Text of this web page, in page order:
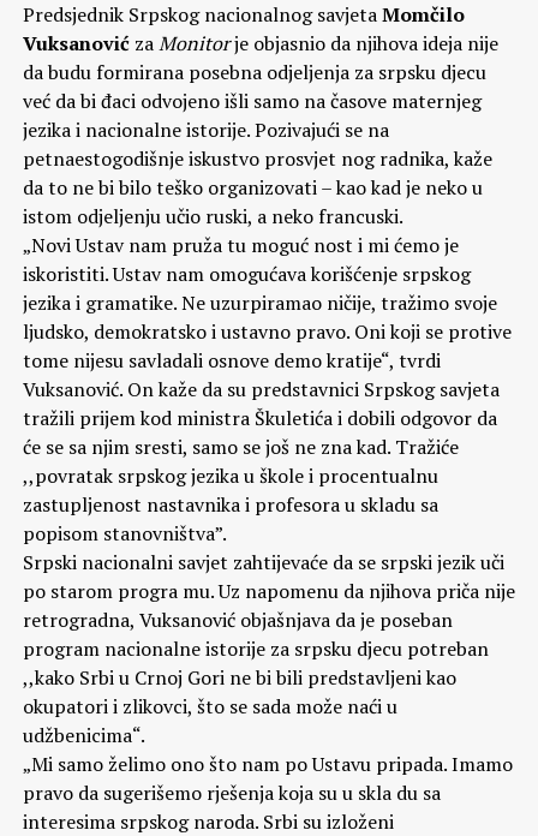
Predsjednik Srpskog nacionalnog savjetaMomčilo
Vuksanović zaMonitorje objasnio da njihova ideja nije
da budu formirana posebna odjeljenja za srpsku djecu
već da bi đaci odvojeno išli samo na časove maternjeg
jezika i nacionalne istorije. Pozivajući se na
petnaestogodišnje iskustvo prosvjet nog radnika, kaže
da to ne bi bilo teško organizovati – kao kad je neko u
istom odjeljenju učio ruski, a neko francuski.
„Novi Ustav nam pruža tu moguć nost i mi ćemo je
iskoristiti. Ustav nam omogućava korišćenje srpskog
jezika i gramatike. Ne uzurpiramao ničije, tražimo svoje
ljudsko, demokratsko i ustavno pravo. Oni koji se protive
tome nijesu savladali osnove demo kratije“, tvrdi
Vuksanović. On kaže da su predstavnici Srpskog savjeta
tražili prijem kod ministra Škuletića i dobili odgovor da
će se sa njim sresti, samo se još ne zna kad. Tražiće
,,povratak srpskog jezika u škole i procentualnu
zastupljenost nastavnika i profesora u skladu sa
popisom stanovništva”.
Srpski nacionalni savjet zahtijevaće da se srpski jezik uči
po starom progra mu. Uz napomenu da njihova priča nije
retrogradna, Vuksanović objašnjava da je poseban
program nacionalne istorije za srpsku djecu potreban
,,kako Srbi u Crnoj Gori ne bi bili predstavljeni kao
okupatori i zlikovci, što se sada može naći u
udžbenicima“.
„Mi samo želimo ono što nam po Ustavu pripada. Imamo
pravo da sugerišemo rješenja koja su u skla du sa
interesima srpskog naroda. Srbi su izloženi